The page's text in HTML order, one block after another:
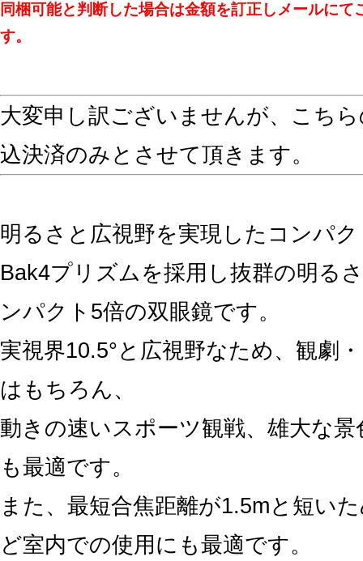
同梱可能と判断した場合は金額を訂正しメールにて
す。
大変申し訳ございませんが、こち
込決済のみとさせて頂きます。
明るさと広視野を実現したコンパ
Bak4プリズムを採用し抜群の明る
ンパクト5倍の双眼鏡です。
実視界10.5°と広視野なため、観劇
はもちろん、
動きの速いスポーツ観戦、雄大な
も最適です。
また、最短合焦距離が1.5mと短い
ど室内での使用にも最適です。